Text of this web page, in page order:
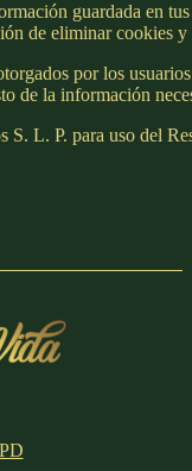
guardada en
de eliminar cookies y
por los
de la información
S. L. P. para uso del